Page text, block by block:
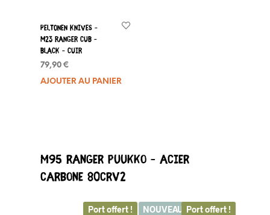
Peltonen Knives –
M23 Ranger Cub –
Black – Cuir
79,90€
AJOUTER AU PANIER
M95 Ranger Puukko – Acier
Carbone 80CRV2
Port offert ! NOUVEAU Port offert !